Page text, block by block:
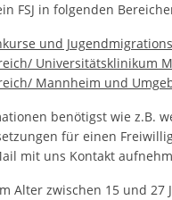
FSJ in folgenden
und
Universitätsklinikum
Mannheim und
benötigst wie z.B.
für einen
mit uns Kontakt
Alter zwischen 15 und 27